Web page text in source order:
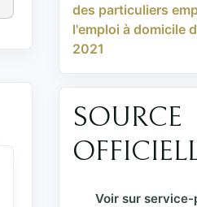
des particuliers
l'emploi à domicile
2021
SOURCE
Voir sur